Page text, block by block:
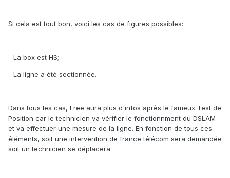
Si cela est tout bon, voici les cas de figures possibles:
- La box est HS;
- La ligne a été sectionnée.
Dans tous les cas, Free aura plus d'infos après le fameux Test de
Position car le technicien va vérifier le fonctionnment du DSLAM
et va effectuer une mesure de la ligne. En fonction de tous ces
éléments, soit une intervention de france télécom sera demandée
soit un technicien se déplacera.